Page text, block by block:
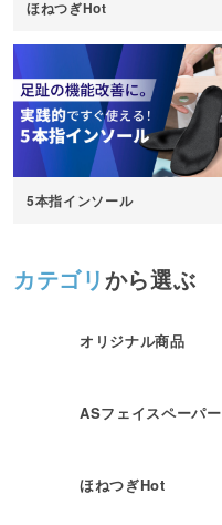
ほねつぎHot
5本指インソール
カテゴリから選ぶ
オリジナル商品
ASフェイスペーパー
ほねつぎHot